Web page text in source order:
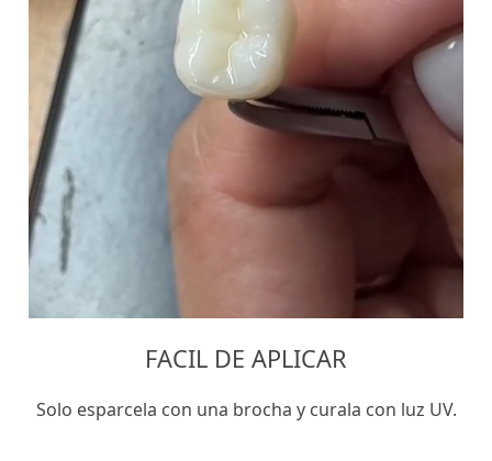
FACIL DE APLICAR
Solo esparcela con una brocha y curala con luz UV.